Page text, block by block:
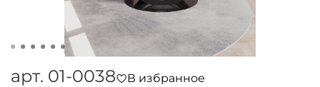
арт. 01-0038 В избранное